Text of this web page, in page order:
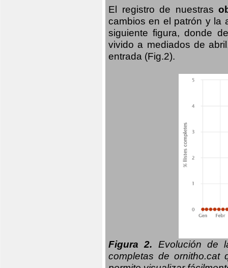
El registro de nuestras
cambios en el patrón y la
siguiente figura, donde
vivido a mediados de
entrada (Fig.2).
Figura 2. Evolución de
completas de